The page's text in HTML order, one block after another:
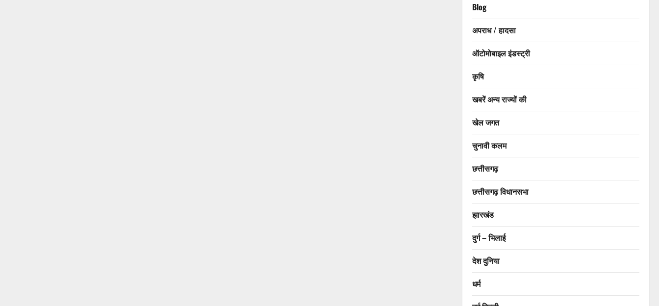
Blog
अपराध / हादसा
ऑटोमोबाइल इंडस्ट्री
कृषि
खबरें अन्य राज्यों की
खेल जगत
चुनावी कलम
छत्तीसगढ़
छत्तीसगढ़ विधानसभा
झारखंड
दुर्ग – भिलाई
देश दुनिया
धर्म